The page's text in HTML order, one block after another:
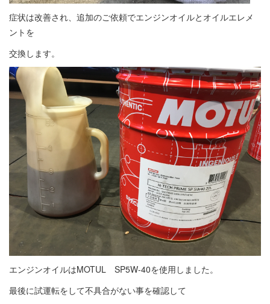
症状は改善され、追加のご依頼でエンジンオイルとオイルエレメ
ントを
交換します。
エンジンオイルはMOTUL SP5W-40を使用しました。
最後に試運転をして不具合がない事を確認して